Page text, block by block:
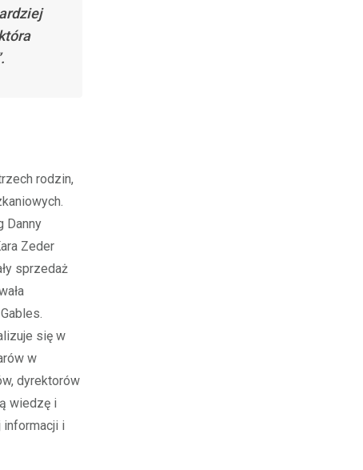
rodzin,
Danny
Zeder
sprzedaż
się w
w
dyrektorów
wiedzę i
informacji i